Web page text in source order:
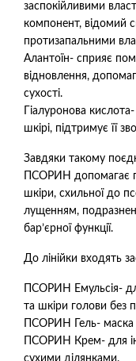
заспокійливими
компонент, відомий
протизапальними
Алантоїн- сприяє
відновлення,
сухості.
Гіалуронова
шкірі, підтримує її
Завдяки такому
ПСОРИН допомагає
шкіри, схильної до
лущенням,
бар’єрної функції.
До лінійки входять
ПСОРИН Емульсія-
та шкіри голови без
ПСОРИН Гель- маска
ПСОРИН Крем- для